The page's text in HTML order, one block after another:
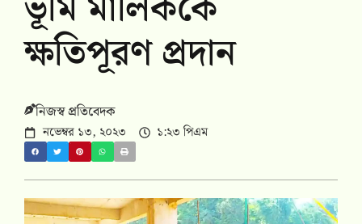
ক্ষতিপূরণ প্রদান
নিজস্ব প্রতিবেদক
নভেম্বর ১৩, ২০২৩ ১:২৩ পিএম